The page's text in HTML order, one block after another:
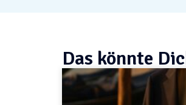
Das könnte